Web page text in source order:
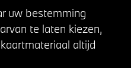
uw bestemming
te laten kiezen,
altijd